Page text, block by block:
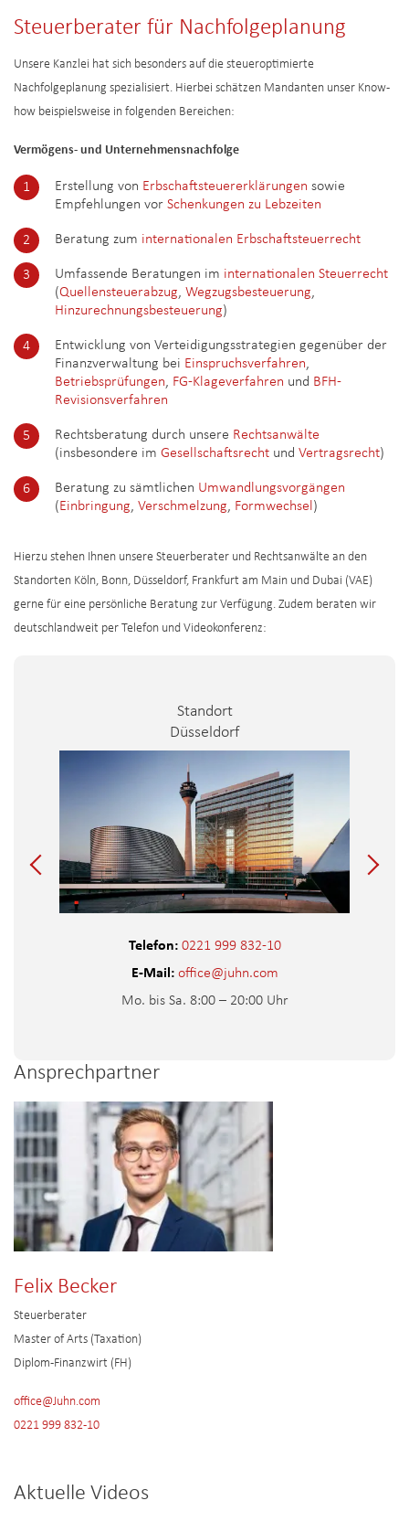
Steuerberater für Nachfolgeplanung
Unsere Kanzlei hat sich besonders auf die steueroptimierte
Nachfolgeplanung spezialisiert. Hierbei schätzen Mandanten unser Know-
how beispielsweise in folgenden Bereichen:
Vermögens- und Unternehmensnachfolge
Erstellung von Erbschaftsteuererklärungen sowie
Empfehlungen vor Schenkungen zu Lebzeiten
Beratung zum internationalen Erbschaftsteuerrecht
Umfassende Beratungen im internationalen Steuerrecht
(Quellensteuerabzug, Wegzugsbesteuerung,
Hinzurechnungsbesteuerung)
Entwicklung von Verteidigungsstrategien gegenüber der
Finanzverwaltung bei Einspruchsverfahren,
Betriebsprüfungen, FG-Klageverfahren und BFH-
Revisionsverfahren
Rechtsberatung durch unsere Rechtsanwälte
(insbesondere im Gesellschaftsrecht und Vertragsrecht)
Beratung zu sämtlichen Umwandlungsvorgängen
(Einbringung, Verschmelzung, Formwechsel )
Hierzu stehen Ihnen unsere Steuerberater und Rechtsanwälte an den
Standorten Köln, Bonn, Düsseldorf, Frankfurt am Main und Dubai (VAE)
gerne für eine persönliche Beratung zur Verfügung. Zudem beraten wir
deutschlandweit per Telefon und Videokonferenz:
Standort
Düsseldorf
Telefon: 0221 999 832-10
E-Mail: office@juhn.com
Mo. bis Sa. 8:00 – 20:00 Uhr
Ansprechpartner
Felix Becker
Steuerberater
Master of Arts (Taxation)
Diplom-Finanzwirt (FH)
office@Juhn.com
0221 999 832-10
Aktuelle Videos